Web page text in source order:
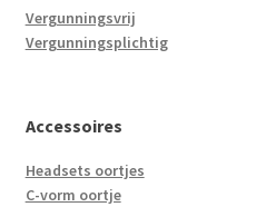
Vergunningsvrij
Vergunningsplichtig
Accessoires
Headsets oortjes
C-vorm oortje